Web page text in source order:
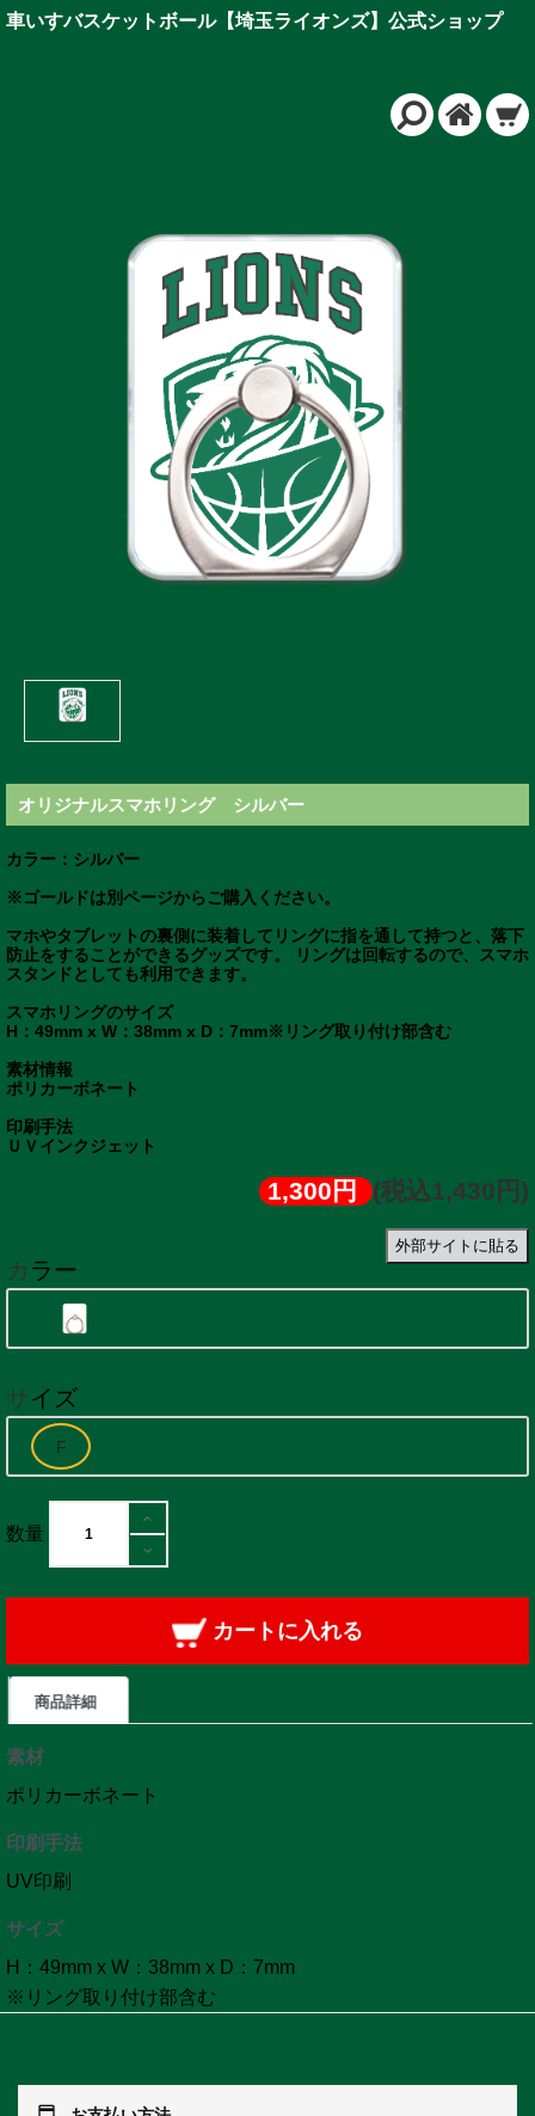
車いすバスケットボール【埼玉ライオンズ】公式ショップ
オリジナルスマホリング シルバー
カラー：シルバー
※ゴールドは別ページからご購入ください。
マホやタブレットの裏側に装着してリングに指を通して持つと、落下
防止をすることができるグッズです。 リングは回転するので、スマホ
スタンドとしても利用できます。
スマホリングのサイズ
H：49mm x W：38mm x D：7mm※リング取り付け部含む
素材情報
ポリカーボネート
印刷手法
ＵＶインクジェット
1,300円 (税込1,430円)
外部サイトに貼る
カラー
サイズ
数量
カートに入れる
商品詳細
素材
ポリカーボネート
印刷手法
UV印刷
サイズ
H：49mm x W：38mm x D：7mm
※リング取り付け部含む
payment